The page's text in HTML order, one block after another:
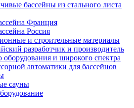
бассейны из стального листа
Франция
Россия
и строительные материалы
разработчик и производитель
оборудования и широкого спектра
автоматики для бассейнов
сауны